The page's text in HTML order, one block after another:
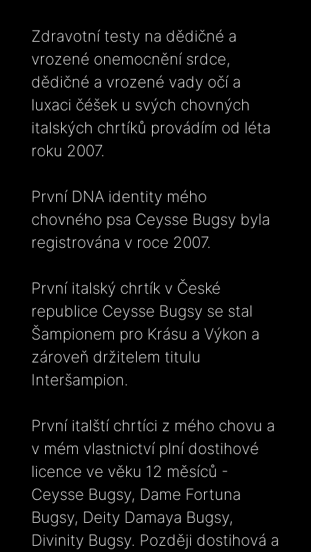
Zdravotní testy na dědičné a
vrozené onemocnění srdce,
dědičné a vrozené vady očí a
luxaci čéšek u svých chovných
italských chrtíků provádím od léta
roku 2007.
První DNA identity mého
chovného psa Ceysse Bugsy byla
registrována v roce 2007.
První italský chrtík v České
republice Ceysse Bugsy se stal
Šampionem pro Krásu a Výkon a
zároveň držitelem titulu
Interšampion.
První italští chrtíci z mého chovu a
v mém vlastnictví plní dostihové
licence ve věku 12 měsíců -
Ceysse Bugsy, Dame Fortuna
Bugsy, Deity Damaya Bugsy,
Divinity Bugsy. Později dostihová a